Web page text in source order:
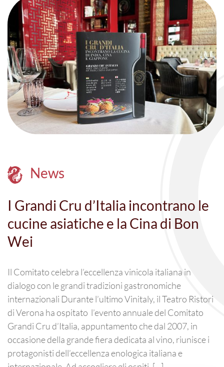
News
I Grandi Cru d’Italia incontrano le
cucine asiatiche e la Cina di Bon
Wei
Il Comitato celebra l’eccellenza vinicola italiana in
dialogo con le grandi tradizioni gastronomiche
internazionali Durante l’ultimo Vinitaly, il Teatro Ristori
di Verona ha ospitato l’evento annuale del Comitato
Grandi Cru d’Italia, appuntamento che dal 2007, in
occasione della grande fiera dedicata al vino, riunisce i
protagonisti dell’eccellenza enologica italiana e